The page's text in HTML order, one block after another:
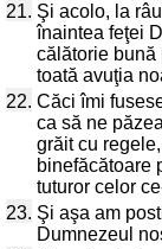
21. Şi acolo, la
înaintea feţei
călătorie bună
toată avuţia
22. Căci îmi
ca să ne
grăit cu
binefăcătoare
tuturor celor
23. Şi aşa am
Dumnezeul